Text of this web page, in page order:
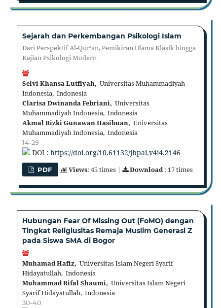
Sejarah dan Perkembangan Psikologi Islam
Dari Perspektif Al-Qur’an, Pemikiran Ulama Klasik hingga
Kajian Psikologi Modern
Selvi Khansa Lutfiyah, Universitas Muhammadiyah
Indonesia, Indonesia
Clarisa Dwinanda Febriani, Universitas
Muhammadiyah Indonesia, Indonesia
Akmal Rizki Gunawan Hasibuan, Universitas
Muhammadiyah Indonesia, Indonesia
14-29
DOI : https://doi.org/10.61132/jbpai.v4i4.2146
PDF Views: 45 times | Download: 17 times
Hubungan Fear Of Missing Out (FoMO) dengan
Tingkat Religiusitas Remaja Muslim Generasi Z
pada Siswa SMA di Bogor
Muhamad Hafiz, Universitas Islam Negeri Syarif
Hidayatullah, Indonesia
Muhammad Rifal Shaumi, Universitas Islam Negeri
Syarif Hidayatullah, Indonesia
30-40